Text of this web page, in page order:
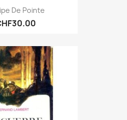
De Pointe